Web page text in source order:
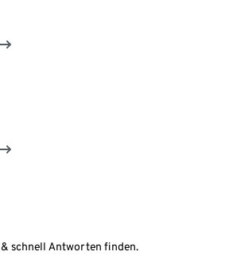
schnell Antworten finden.